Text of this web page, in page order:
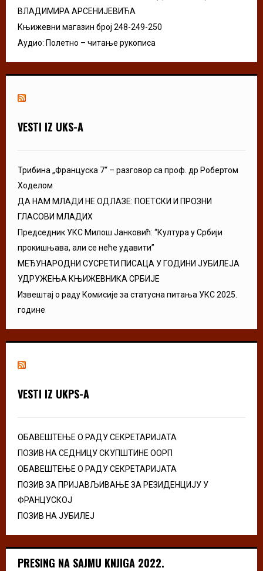
ВЛАДИМИРА АРСЕНИЈЕВИЋА
Књижевни магазин број 248-249-250
Аудио: Полетно – читање рукописа
VESTI IZ UKS-A
Трибина „Француска 7“ – разговор са проф. др Робертом
Ходелом
ДА НАМ МЛАДИ НЕ ОДЛАЗЕ: ПОЕТСКИ И ПРОЗНИ
ГЛАСОВИ МЛАДИХ
Председник УКС Милош Јанковић: “Култура у Србији
прокишњава, али се неће удавити”
МЕЂУНАРОДНИ СУСРЕТИ ПИСАЦА У ГОДИНИ ЈУБИЛЕЈА
УДРУЖЕЊА КЊИЖЕВНИКА СРБИЈЕ
Извештај о раду Комисије за статусна питања УКС 2025.
године
VESTI IZ UKPS-A
ОБАВЕШТЕЊЕ О РАДУ СЕКРЕТАРИЈАТА
ПОЗИВ НА СЕДНИЦУ СКУПШТИНЕ ООРП
ОБАВЕШТЕЊЕ О РАДУ СЕКРЕТАРИЈАТА
ПОЗИВ ЗА ПРИЈАВЉИВАЊЕ ЗА РЕЗИДЕНЦИЈУ У
ФРАНЦУСКОЈ
ПОЗИВ НА ЈУБИЛЕЈ
PRESING NA SAJMU KNJIGA 2022.